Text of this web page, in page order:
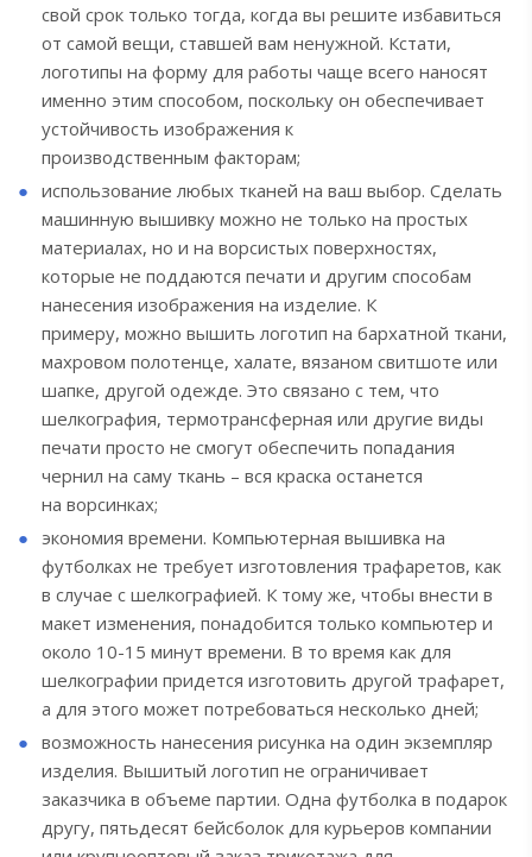
свой срок только тогда, когда вы решите избавиться
от самой вещи, ставшей вам ненужной. Кстати,
логотипы на форму для работы чаще всего наносят
именно этим способом, поскольку он обеспечивает
устойчивость изображения к
производственным факторам;
использование любых тканей на ваш выбор. Сделать
машинную вышивку можно не только на простых
материалах, но и на ворсистых поверхностях,
которые не поддаются печати и другим способам
нанесения изображения на изделие. К
примеру, можно вышить логотип на бархатной ткани,
махровом полотенце, халате, вязаном свитшоте или
шапке, другой одежде. Это связано с тем, что
шелкография, термотрансферная или другие виды
печати просто не смогут обеспечить попадания
чернил на саму ткань – вся краска останется
на ворсинках;
экономия времени. Компьютерная вышивка на
футболках не требует изготовления трафаретов, как
в случае с шелкографией. К тому же, чтобы внести в
макет изменения, понадобится только компьютер и
около 10-15 минут времени. В то время как для
шелкографии придется изготовить другой трафарет,
а для этого может потребоваться несколько дней;
возможность нанесения рисунка на один экземпляр
изделия. Вышитый логотип не ограничивает
заказчика в объеме партии. Одна футболка в подарок
другу, пятьдесят бейсболок для курьеров компании